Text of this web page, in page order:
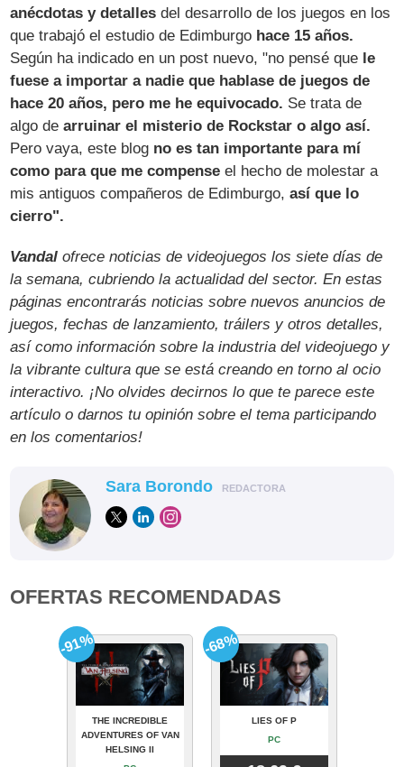
anécdotas y detalles del desarrollo de los juegos en los
que trabajó el estudio de Edimburgo hace 15 años.
Según ha indicado en un post nuevo, "no pensé que le
fuese a importar a nadie que hablase de juegos de
hace 20 años, pero me he equivocado. Se trata de
algo dearruinar el misterio de Rockstar o algo así.
Pero vaya, este blog no es tan importante para mí
como para que me compense el hecho de molestar a
mis antiguos compañeros de Edimburgo,así que lo
cierro".
Vandal ofrece noticias de videojuegos los siete días de
la semana, cubriendo la actualidad del sector. En estas
páginas encontrarás noticias sobre nuevos anuncios de
juegos, fechas de lanzamiento, tráilers y otros detalles,
así como información sobre la industria del videojuego y
la vibrante cultura que se está creando en torno al ocio
interactivo. ¡No olvides decirnos lo que te parece este
artículo o darnos tu opinión sobre el tema participando
en los comentarios!
Sara Borondo REDACTORA
OFERTAS RECOMENDADAS
THE INCREDIBLE
ADVENTURES OF VAN
HELSING II
-91%
LIES OF P
PC
-68%